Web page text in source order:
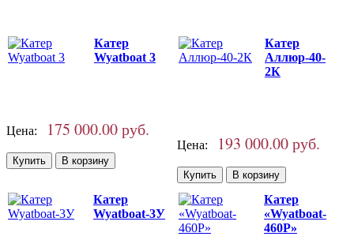
Катер
Wyatboat 3
Цена: 175 000.00 руб.
Катер
Аллюр-40-
2К
Цена: 193 000.00 руб.
Катер
Wyatboat-3У
Катер
«Wyatboat-
460P»